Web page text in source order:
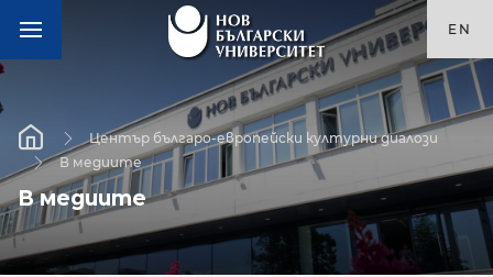
EN
Център българо-европейски културни диалози
В медиите
В медиите